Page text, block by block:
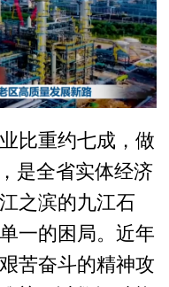
重约七成，做
是全省实体经济
之滨的九江石
一的困局。近年
苦奋斗的精神攻